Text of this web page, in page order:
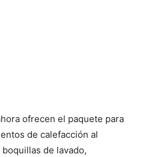
ofrecen el paquete para
de calefacción al
de lavado,